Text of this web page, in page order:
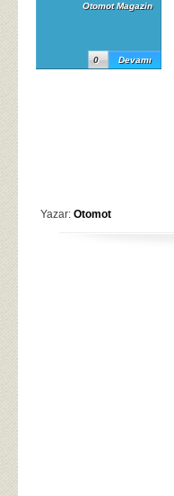
Otomot Magazin
Devamı
0
Yazar: Otomot